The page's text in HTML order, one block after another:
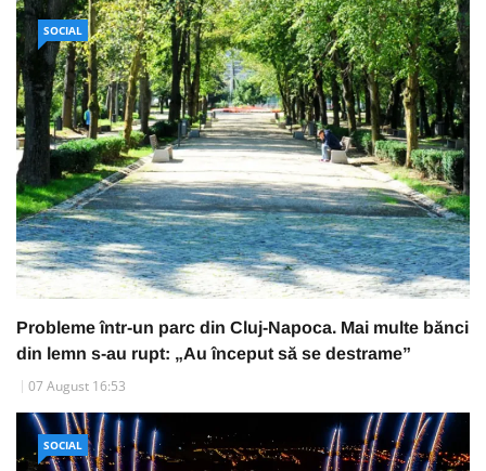
SOCIAL
Probleme într-un parc din Cluj-Napoca. Mai multe bănci
din lemn s-au rupt: „Au început să se destrame”
07 August 16:53
SOCIAL